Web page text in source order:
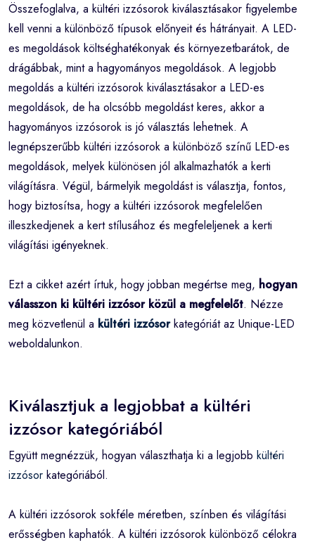
Összefoglalva, a kültéri izzósorok kiválasztásakor figyelembe
kell venni a különböző típusok előnyeit és hátrányait. A LED-
es megoldások költséghatékonyak és környezetbarátok, de
drágábbak, mint a hagyományos megoldások. A legjobb
megoldás a kültéri izzósorok kiválasztásakor a LED-es
megoldások, de ha olcsóbb megoldást keres, akkor a
hagyományos izzósorok is jó választás lehetnek. A
legnépszerűbb kültéri izzósorok a különböző színű LED-es
megoldások, melyek különösen jól alkalmazhatók a kerti
világításra. Végül, bármelyik megoldást is választja, fontos,
hogy biztosítsa, hogy a kültéri izzósorok megfelelően
illeszkedjenek a kert stílusához és megfeleljenek a kerti
világítási igényeknek.
Ezt a cikket azért írtuk, hogy jobban megértse meg, hogyan
válasszon ki kültéri izzósor közül a megfelelőt. Nézze
meg közvetlenül a kültéri izzósorkategóriát az Unique-LED
weboldalunkon.
Kiválasztjuk a legjobbat a kültéri
izzósor kategóriából
Együtt megnézzük, hogyan választhatja ki a legjobb kültéri
izzósor kategóriából.
A kültéri izzósorok sokféle méretben, színben és világítási
erősségben kaphatók. A kültéri izzósorok különböző célokra